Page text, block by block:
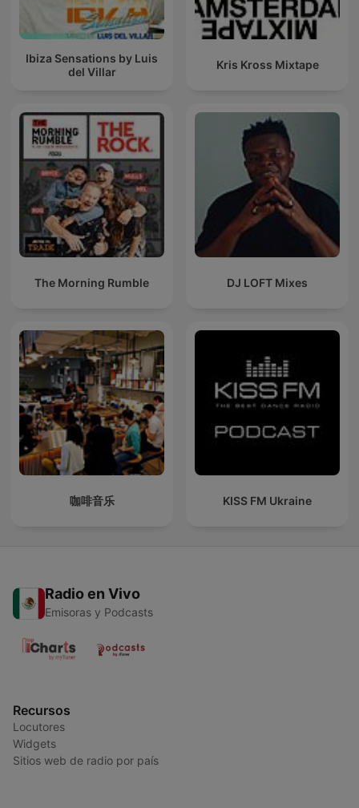
Ibiza Sensations by Luis
del Villar
Kris Kross Mixtape
The Morning Rumble DJ LOFT Mixes
咖啡音乐 KISS FM Ukraine
Radio en Vivo
Emisoras y Podcasts
Recursos
Locutores
Widgets
Sitios web de radio por país